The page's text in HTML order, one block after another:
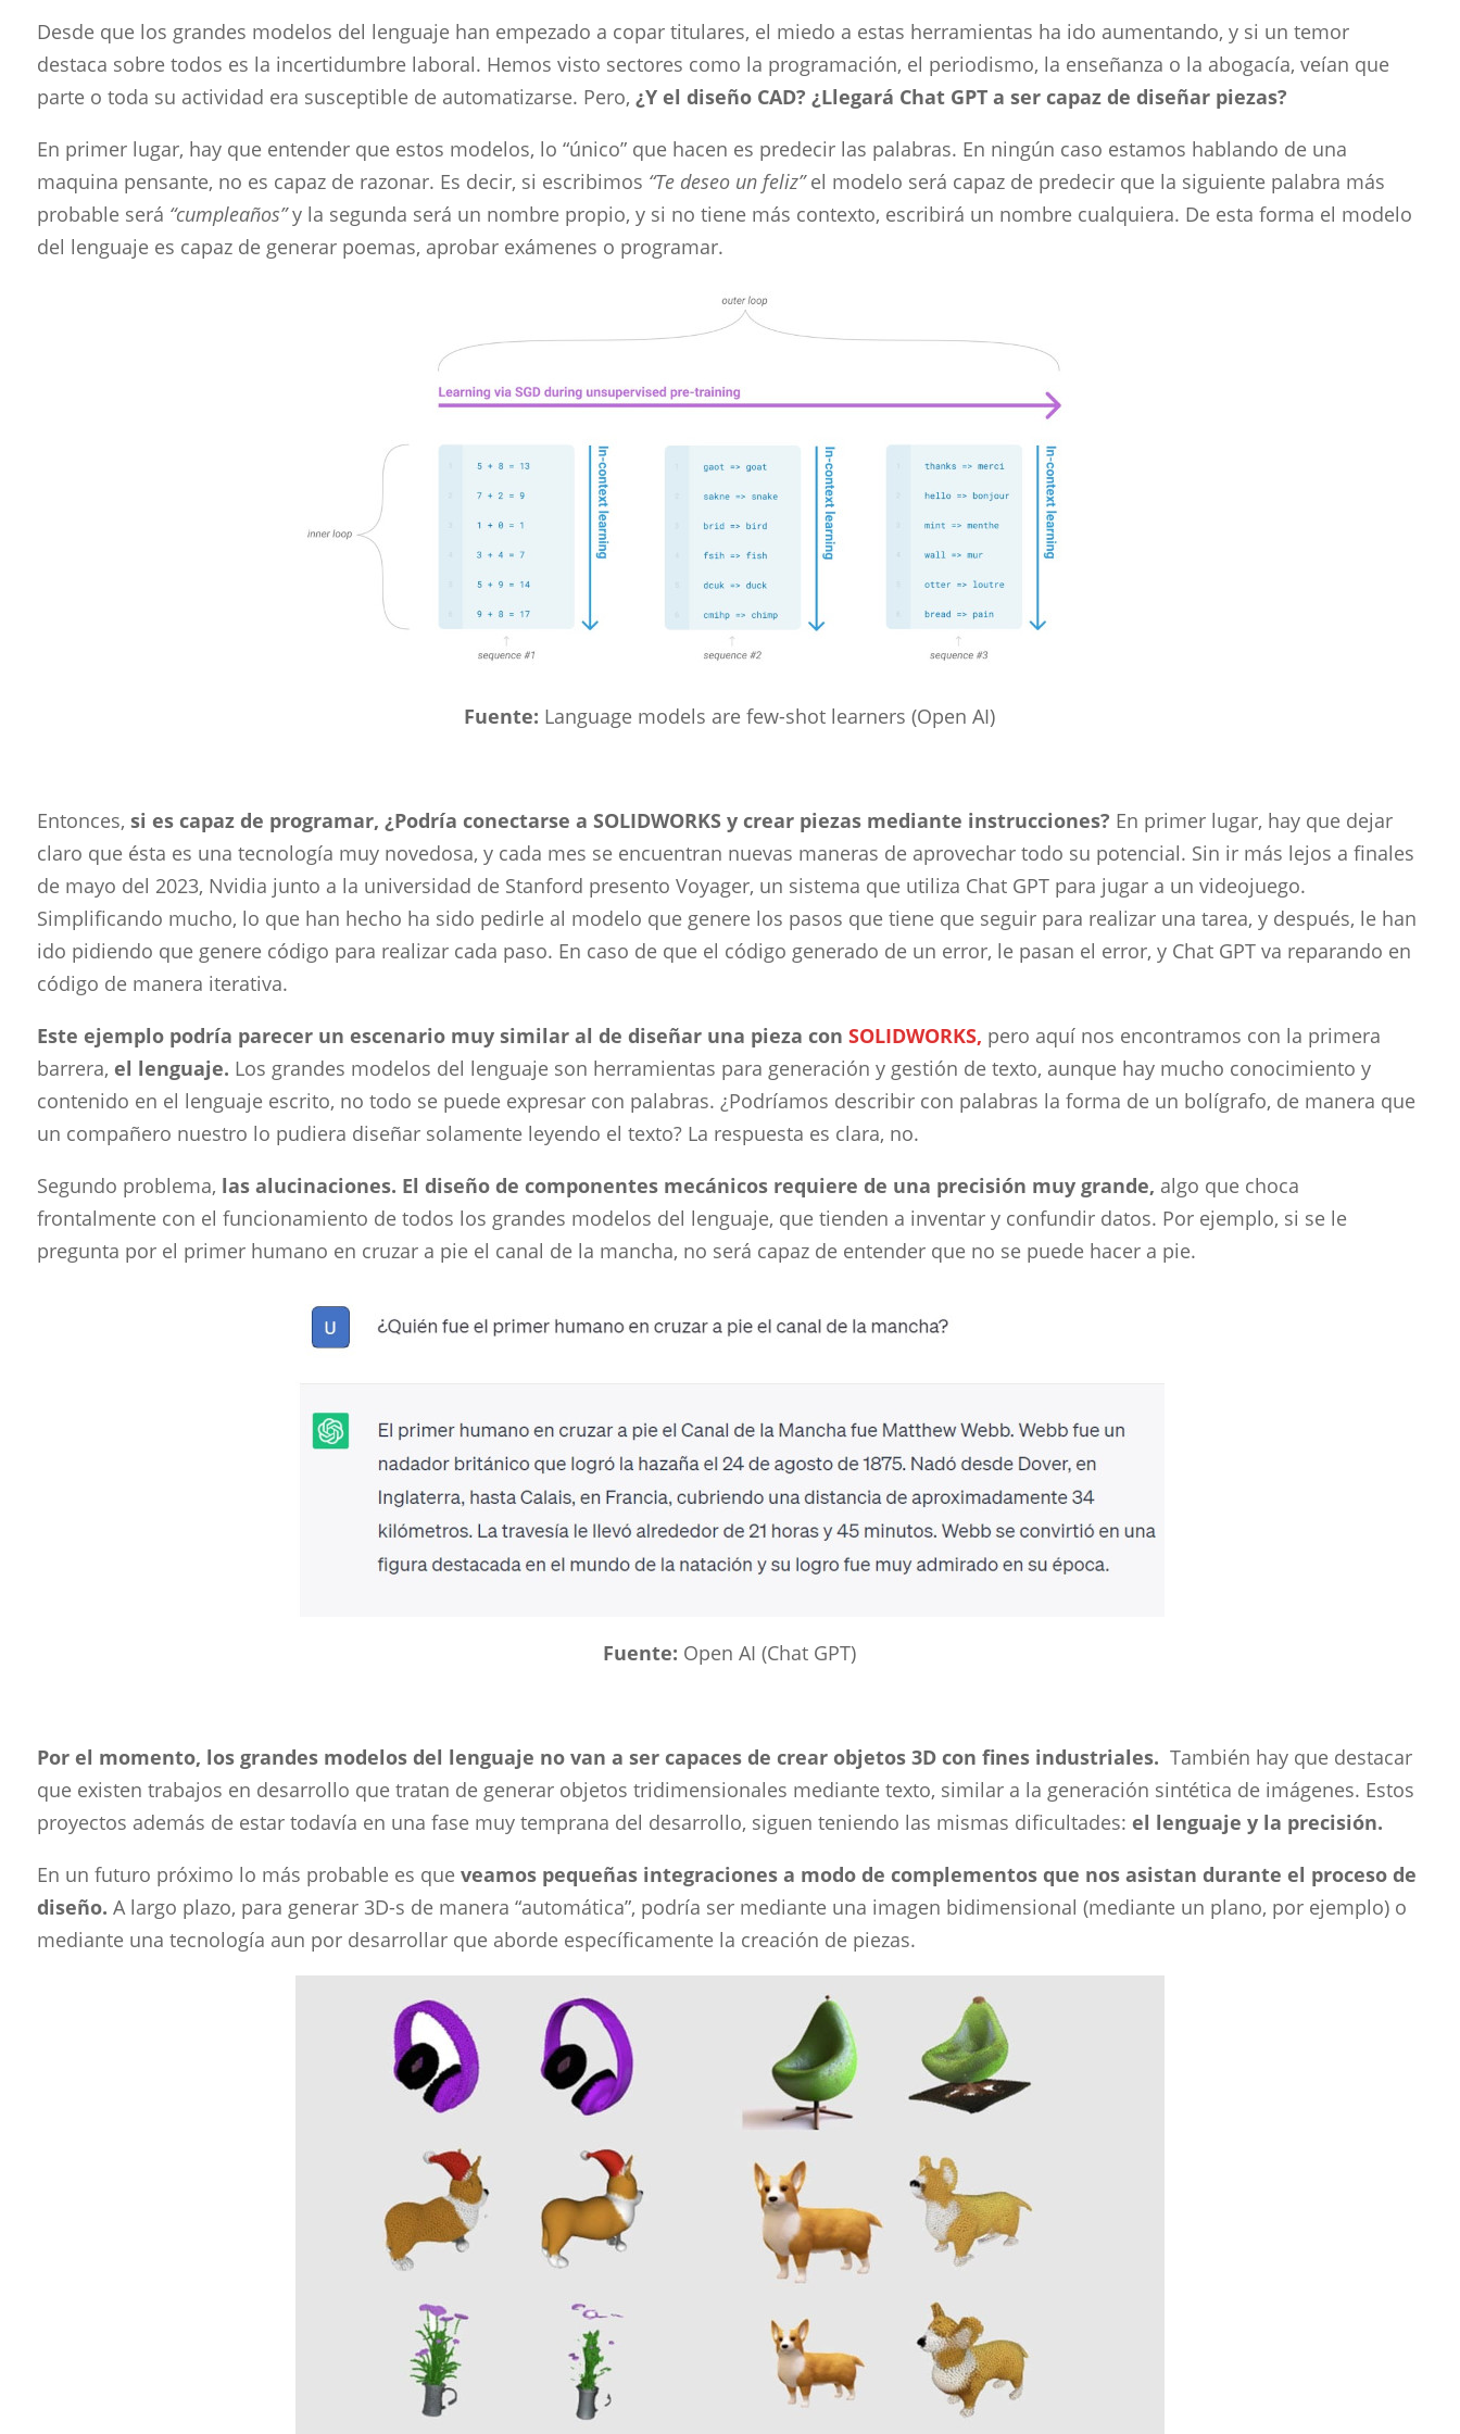
Desde que los grandes modelos del lenguaje han empezado a copar titulares, el miedo a estas herramientas ha ido aumentando, y si un temor
destaca sobre todos es la incertidumbre laboral. Hemos visto sectores como la programación, el periodismo, la enseñanza o la abogacía, veían que
parte o toda su actividad era susceptible de automatizarse. Pero, ¿Y el diseño CAD? ¿Llegará Chat GPT a ser capaz de diseñar piezas?
En primer lugar, hay que entender que estos modelos, lo “único” que hacen es predecir las palabras. En ningún caso estamos hablando de una
maquina pensante, no es capaz de razonar. Es decir, si escribimos “Te deseo un feliz”el modelo será capaz de predecir que la siguiente palabra más
probable será “cumpleaños”y la segunda será un nombre propio, y si no tiene más contexto, escribirá un nombre cualquiera. De esta forma el modelo
del lenguaje es capaz de generar poemas, aprobar exámenes o programar.
Fuente: Language models are few-shot learners (Open AI)
Entonces, si es capaz de programar, ¿Podría conectarse a SOLIDWORKS y crear piezas mediante instrucciones? En primer lugar, hay que dejar
claro que ésta es una tecnología muy novedosa, y cada mes se encuentran nuevas maneras de aprovechar todo su potencial. Sin ir más lejos a finales
de mayo del 2023, Nvidia junto a la universidad de Stanford presento Voyager, un sistema que utiliza Chat GPT para jugar a un videojuego.
Simplificando mucho, lo que han hecho ha sido pedirle al modelo que genere los pasos que tiene que seguir para realizar una tarea, y después, le han
ido pidiendo que genere código para realizar cada paso. En caso de que el código generado de un error, le pasan el error, y Chat GPT va reparando en
código de manera iterativa.
Este ejemplo podría parecer un escenario muy similar al de diseñar una pieza con SOLIDWORKS, pero aquí nos encontramos con la primera
barrera, el lenguaje. Los grandes modelos del lenguaje son herramientas para generación y gestión de texto, aunque hay mucho conocimiento y
contenido en el lenguaje escrito, no todo se puede expresar con palabras. ¿Podríamos describir con palabras la forma de un bolígrafo, de manera que
un compañero nuestro lo pudiera diseñar solamente leyendo el texto? La respuesta es clara, no.
Segundo problema, las alucinaciones. El diseño de componentes mecánicos requiere de una precisión muy grande, algo que choca
frontalmente con el funcionamiento de todos los grandes modelos del lenguaje, que tienden a inventar y confundir datos. Por ejemplo, si se le
pregunta por el primer humano en cruzar a pie el canal de la mancha, no será capaz de entender que no se puede hacer a pie.
Fuente: Open AI (Chat GPT)
Por el momento, los grandes modelos del lenguaje no van a ser capaces de crear objetos 3D con fines industriales. También hay que destacar
que existen trabajos en desarrollo que tratan de generar objetos tridimensionales mediante texto, similar a la generación sintética de imágenes. Estos
proyectos además de estar todavía en una fase muy temprana del desarrollo, siguen teniendo las mismas dificultades: el lenguaje y la precisión.
En un futuro próximo lo más probable es que veamos pequeñas integraciones a modo de complementos que nos asistan durante el proceso de
diseño. A largo plazo, para generar 3D-s de manera “automática”, podría ser mediante una imagen bidimensional (mediante un plano, por ejemplo) o
mediante una tecnología aun por desarrollar que aborde específicamente la creación de piezas.